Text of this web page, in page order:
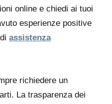
online e chiedi ai tuoi
esperienze positive
assistenza
richiedere un
La trasparenza dei